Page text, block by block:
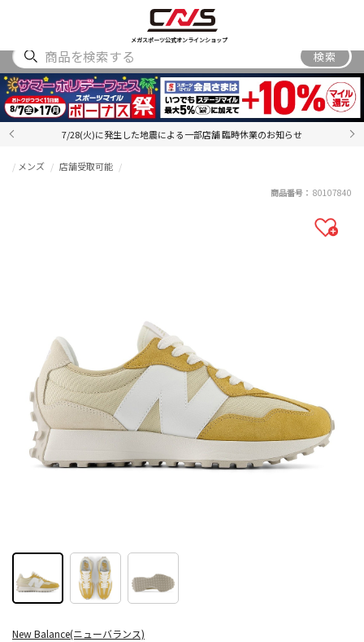
メガスポーツ公式オンラインショップ
ACCESSORY
検索
7/28(火)に発生した地震による一部店舗 臨時休業のお知らせ
New Balance(ニューバランス)
メンズ 店舗受取可能
商品番号： 80107840